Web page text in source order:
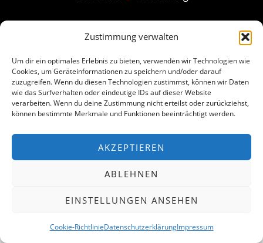
Zustimmung verwalten
Um dir ein optimales Erlebnis zu bieten, verwenden wir Technologien wie
Cookies, um Geräteinformationen zu speichern und/oder darauf
zuzugreifen. Wenn du diesen Technologien zustimmst, können wir Daten
wie das Surfverhalten oder eindeutige IDs auf dieser Website
verarbeiten. Wenn du deine Zustimmung nicht erteilst oder zurückziehst,
können bestimmte Merkmale und Funktionen beeinträchtigt werden.
AKZEPTIEREN
ABLEHNEN
EINSTELLUNGEN ANSEHEN
Cookie-RichtlinieDatenschutzerklärungImpressum